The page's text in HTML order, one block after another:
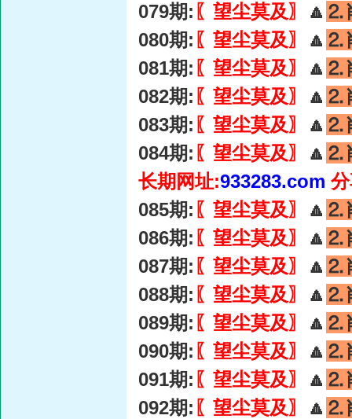
079期: 〖望尘莫及〗 🔼 ⒉
080期: 〖望尘莫及〗 🔼 ⒉
081期: 〖望尘莫及〗 🔼 ⒉
082期: 〖望尘莫及〗 🔼 ⒉
083期: 〖望尘莫及〗 🔼 ⒉
084期: 〖望尘莫及〗 🔼 ⒉
长期网址:933283.com
085期: 〖望尘莫及〗 🔼 ⒉
086期: 〖望尘莫及〗 🔼 ⒉
087期: 〖望尘莫及〗 🔼 ⒉
088期: 〖望尘莫及〗 🔼 ⒉
089期: 〖望尘莫及〗 🔼 ⒉
090期: 〖望尘莫及〗 🔼 ⒉
091期: 〖望尘莫及〗 🔼 ⒉
092期: 〖望尘莫及〗 🔼 ⒉